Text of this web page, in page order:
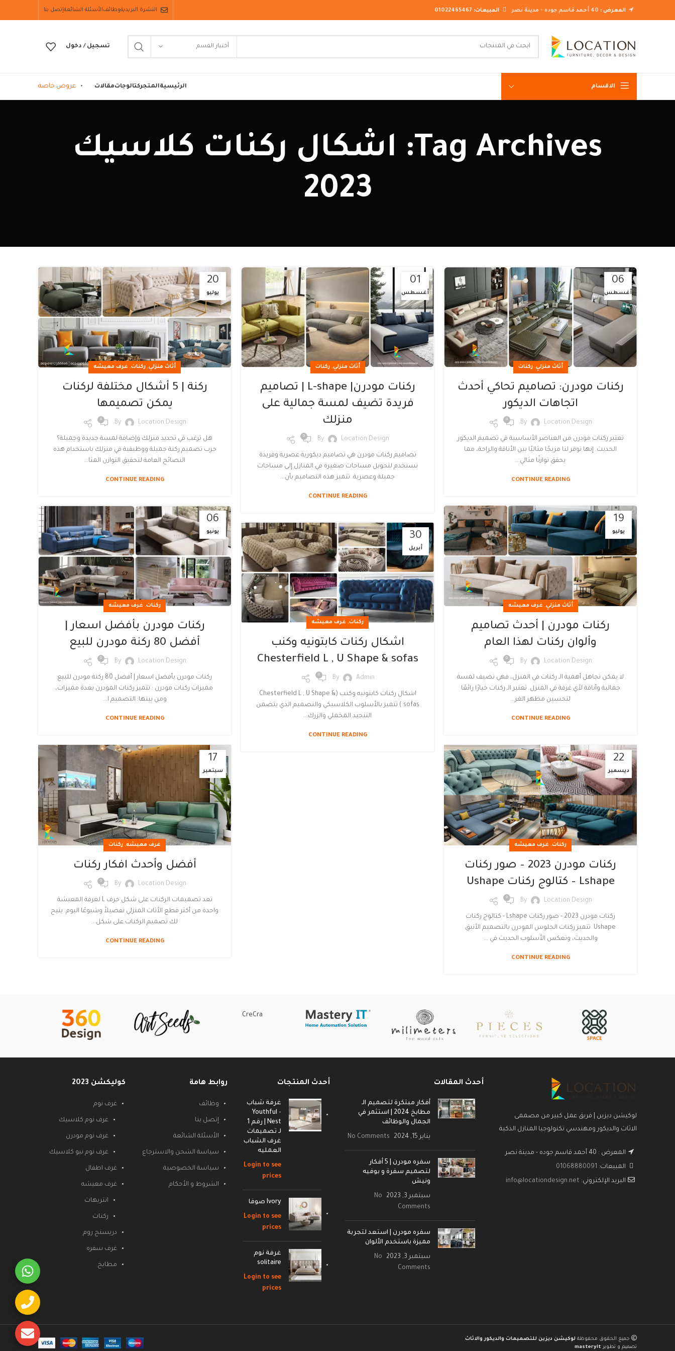
المعرض : المبيعات: 01022465467 النشرة البريديةوظائفالأسئلة الشائعةإتصل بنا
أختيار القسم تسجيل / دخول
الاقسام
غرف نوم مودرن
غرف نوم نيو كلاسيك
الرئيسيةالمتجركتالوجاتمقالات عروض خاصة
Tag Archives: اشكال ركنات كلاسيك
2023
06
أغسطس
أثاث منزلي,ركنات
ركنات مودرن: تصاميم تحاكي أحدث
اتجاهات الديكور
By Location Design
0
تعتبر ركنات مودرن من العناصر الأساسية في تصميم الديكور
الحديث. إنها توفر لنا مزيجًا مثاليًا بين الأناقة والراحة، مما
يحقق توازنًا مثالي...
CONTINUE READING
01
أغسطس
أثاث منزلي,ركنات
ركنات مودرن| L-shape | تصاميم
فريدة تضيف لمسة جمالية على
منزلك
By Location Design
0
تصاميم ركنات مودرن هي تصاميم ديكورية عصرية وفريدة
تستخدم لتحويل مساحات صغيرة في المنازل إلى مساحات
جميلة وعصرية. تتميز هذه التصاميم بأن...
CONTINUE READING
20
يوليو
أثاث منزلي, ركنات, غرف معيشه
ركنة | 5 أشكال مختلفة لركنات
يمكن تصميمها
By Location Design
0
هل ترغب في تجديد منزلك وإضافة لمسة جديدة وجميلة؟
جرب تصميم ركنة جميلة ووظيفية في منزلك باستخدام هذه
النصائح العامة لتحقيق التوازن المثا...
CONTINUE READING
19
يوليو
أثاث منزلي, غرف معيشه
ركنات مودرن | أحدث تصاميم
وألوان ركنات لهذا العام
By Location Design
0
لا يمكن تجاهل أهمية الـ ركنات في المنزل، فهي تضيف لمسة
جمالية وأناقة لأي غرفة في المنزل. تعتبر الـ ركنات خيارًا رائعًا
لتحسين مظهر الغر...
CONTINUE READING
06
يونيو
ركنات, غرف معيشه
ركنات مودرن بأفضل اسعار |
أفضل 80 ركنة مودرن للبيع
By Location Design
0
ركنات مودرن بأفضل اسعار | أفضل 80 ركنة مودرن للبيع
مميزات ركنات مودرن : تتميز ركنات المودرن بعدة مميزات،
ومن بينها: التصميم ا...
CONTINUE READING
30
أبريل
ركنات, غرف معيشه
اشكال ركنات كابتونيه وكنب
Chesterfield L , U Shape & sofas
By Admin
0
اشكال ركنات كابتونيه وكنب (Chesterfield L , U Shape &
sofas ) تتميز بالأسلوب الكلاسيكي والتصميم الذي يتضمن
التنجيد المخملي والزرك...
CONTINUE READING
22
ديسمبر
ركنات, غرف معيشه
ركنات مودرن 2023 – صور ركنات
Lshape – كتالوج ركنات Ushape
By Location Design
0
ركنات مودرن 2023 - صور ركنات Lshape - كتالوج ركنات
Ushape تتميز ركنات الجلوس المودرن بالتصميم الأنيق
والحديث، وتعكس الأسلوب الحديث في ...
CONTINUE READING
17
سبتمبر
غرف معيشه, ركنات
أفضل وأحدث افكار ركنات
By Location Design
0
تعد تصميمات الركنات على شكل حرف L لغرفة المعيشة
واحدة من أكثر قطع الأثاث المنزلي تفضيلاً وشيوعًا اليوم. يتيح
لك تصميم الركنات على شكل...
CONTINUE READING
CreCra
لوكيشن ديزين | فريق عمل كبير من مصممى
الاثاث والديكور ومهندسي تكنولوجيا المنازل الذكية
المعرض : 40 أحمد قاسم جوده - مدينة نصر
المبيعات: 01068880091
البريد الإلكتروني: info@locationdesign.net
أحدث المقالات
أفكار مبتكرة لتصميم الـ
مطابخ 2024 | استثمر في
الجمال والوظائف
يناير 15, 2024 No Comments
سفره مودرن | 5 أفكار
لتصميم سفرة و بوفيه
ونيش
سبتمبر 3, 2023
No
Comments
سفره مودرن | استعد لتجربة
مميزة باستخدم الألوان
سبتمبر 3, 2023
No
Comments
أحدث المنتجات
غرفة شباب
- Youthful
Nest | رقم 1
لـ تصميمات
غرف الشباب
العمليه
Login to see
prices
Ivory صوفا
Login to see
prices
غرفة نوم
solitaire
Login to see
prices
روابط هامة
وظائف
إتصل بنا
الأسئلة الشائعة
سياسة الشحن والاسترجاع
سياسة الخصوصية
الشروط و الأحكام
كوليكشن 2023
غرف نوم
غرف نوم كلاسيك
غرف نوم مودرن
غرف نوم نيو كلاسيك
غرف اطفال
غرف معيشه
انتريهات
ركنات
دريسنج روم
غرف سفره
مطابخ
جميع الحقوق محفوظة لوكيشن ديزين للتصميمات والديكور والاثاث
تصميم و تطوير masteryit